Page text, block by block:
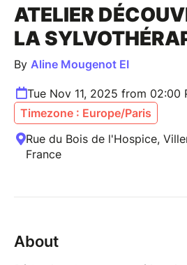
ATELIER
LA
By Aline Mougenot EI
Tue Nov 11, 2025 from 02:00
Timezone : Europe/Paris
Rue du Bois de l'Hospice,
France
About